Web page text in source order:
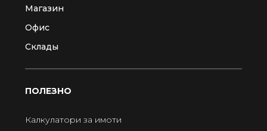
Магазин
Офис
Склады
ПОЛЕЗНО
Калкулатори за имоти